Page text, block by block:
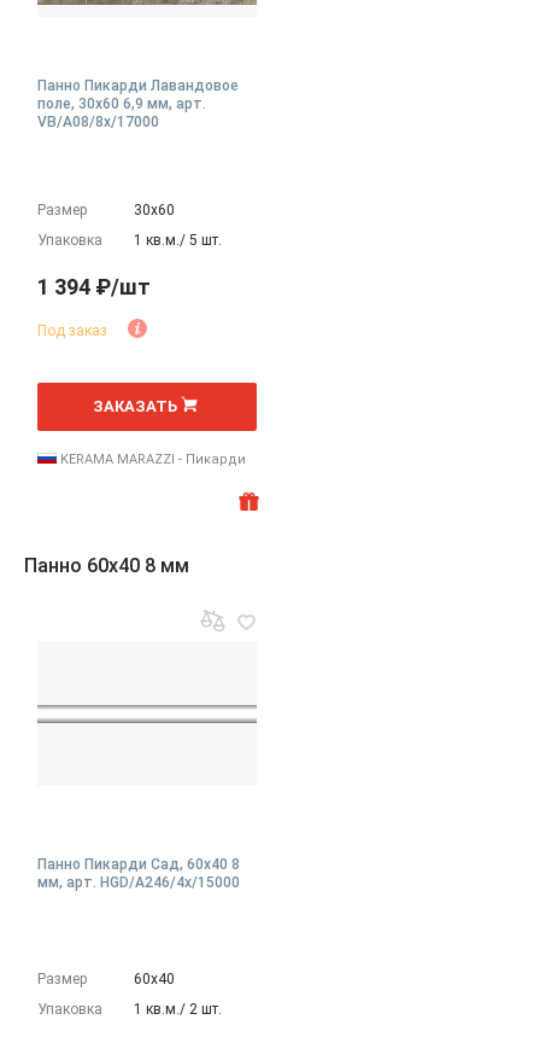
Панно Пикарди Лавандовое
поле, 30x60 6,9 мм, арт.
VB/A08/8x/17000
Размер
30х60
Упаковка
1 кв.м./ 5 шт.
1 394 ₽/шт
Под заказ
шт
ЗАКАЗАТЬ
KERAMA MARAZZI - Пикарди
Панно 60x40 8 мм
Панно Пикарди Сад, 60x40 8
мм, арт. HGD/A246/4x/15000
Размер
60х40
Упаковка
1 кв.м./ 2 шт.